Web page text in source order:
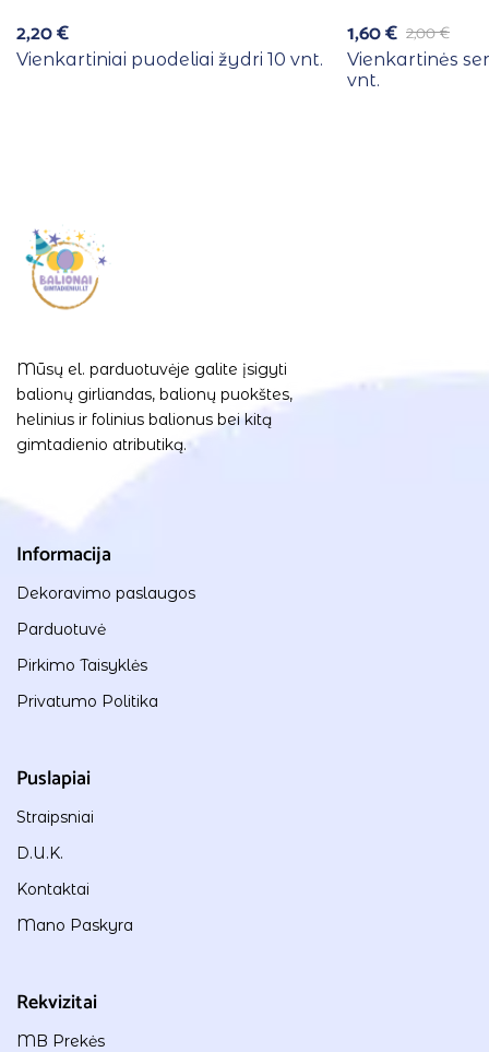
2,20€
Vienkartiniai puodeliai žydri 10 vnt.
2,00€
1,60€
Vienkartinės
vnt.
Mūsų el. parduotuvėje galite įsigyti
balionų girliandas, balionų puokštes,
helinius ir folinius balionus bei kitą
gimtadienio atributiką.
Informacija
Dekoravimo paslaugos
Parduotuvė
Pirkimo Taisyklės
Privatumo Politika
Puslapiai
Straipsniai
D.U.K.
Kontaktai
Mano Paskyra
Rekvizitai
MB Prekės